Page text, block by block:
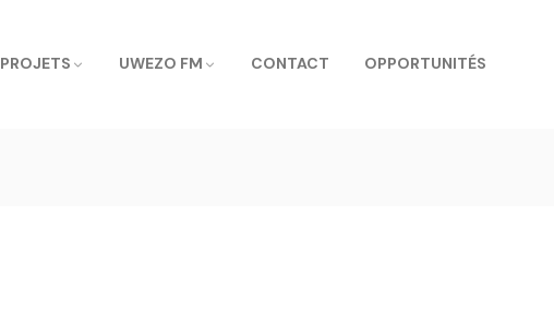
PROJETS UWEZO FM CONTACT OPPORTUNITÉS